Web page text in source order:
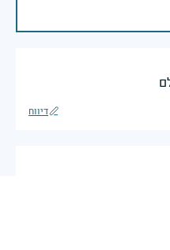
דיווח
נזכור אותך תמיד